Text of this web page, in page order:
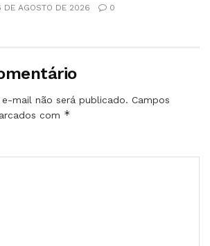
AGOSTO DE 2026
0
mail não será publicado. Campos
com *